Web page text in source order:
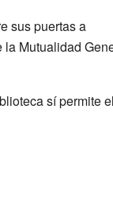
sus puertas a
Mutualidad
sí permite el